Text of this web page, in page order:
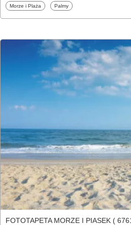
Fototapety
Morze i Plaża Fototapety
Palmy
FOTOTAPETA MORZE I PIASEK (